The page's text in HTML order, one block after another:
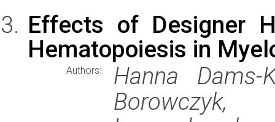
Effects of Designer
Hematopoiesis in
Authors:
Hanna Dams-
Borowczyk,